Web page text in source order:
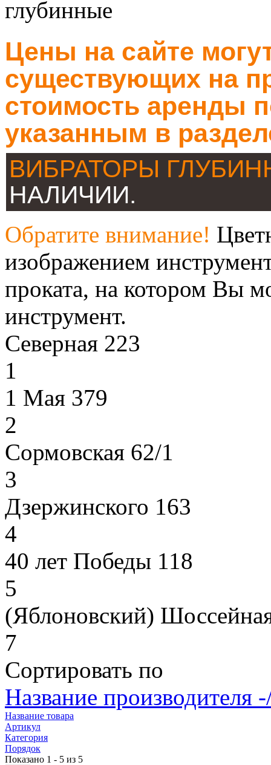
глубинные
Цены на сайте
существующих на
стоимость аренды
указанным в
ВИБРАТОРЫ
НАЛИЧИИ.
Обратите внимание!
изображением
проката, на котором Вы
инструмент.
Северная 223
1
1 Мая 379
2
Сормовская 62/1
3
Дзержинского 163
4
40 лет Победы 118
5
(Яблоновский)
7
Сортировать по
Название производителя
Название товара
Артикул
Категория
Порядок
Показано 1 - 5 из 5